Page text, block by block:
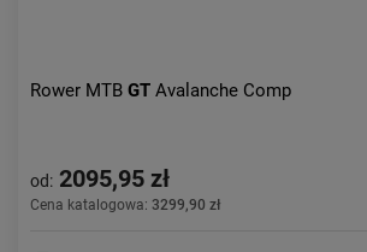
Rower MTB GT Avalanche Comp
od: 2095,95 zł
Cena katalogowa: 3299,90 zł